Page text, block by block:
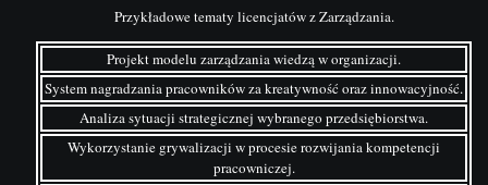
Przykładowe tematy licencjatów z Zarządzania.
Projekt modelu zarządzania wiedzą w organizacji.
System nagradzania pracowników za kreatywność oraz innowacyjność.
Analiza sytuacji strategicznej wybranego przedsiębiorstwa.
Wykorzystanie grywalizacji w procesie rozwijania kompetencji
pracowniczej.